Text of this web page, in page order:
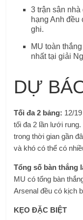
3 trận sân
hạng Anh
ghi.
MU toàn
nhất tại giải
DỰ
Tối đa 2 bảng: 12/
tối đa 2 lần lưới
trong thời gian gần
và khó có thể có
Tổng số bàn thắng
MU có tổng bàn
Arsenal đều có kịch
KẸO ĐẶC BIỆT